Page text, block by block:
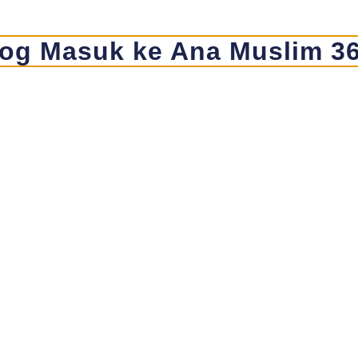
Masuk ke Ana Muslim